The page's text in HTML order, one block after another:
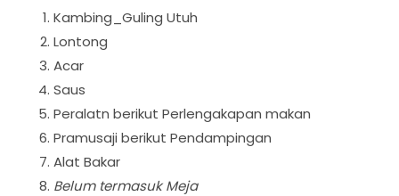
Kambing_Guling Utuh
Lontong
Acar
Saus
Peralatn berikut Perlengakapan makan
Pramusaji berikut Pendampingan
Alat Bakar
Belum termasuk Meja